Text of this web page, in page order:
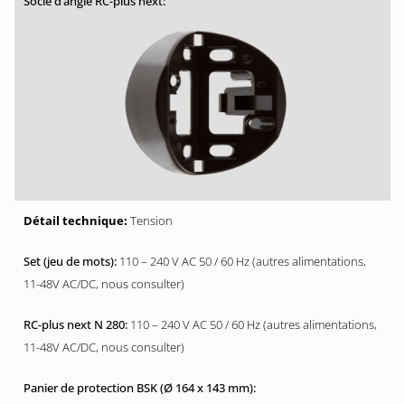
Tension
110 – 240 V AC 50 / 60 Hz (autres alimentations,
11-48V AC/DC, nous consulter)
110 – 240 V AC 50 / 60 Hz (autres alimentations,
11-48V AC/DC, nous consulter)